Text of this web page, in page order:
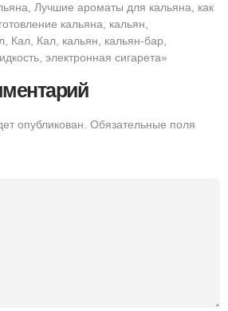
Лучшие ароматы для кальяна, как
кальяна, кальян,
Кал, Кал, кальян, кальян-бар,
электронная сигарета»
опубликован. Обязательные поля